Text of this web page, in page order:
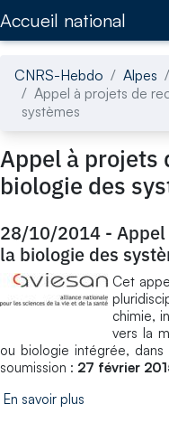
Accueil national
CNRS-Hebdo Alpes
Appel à projets de
systèmes
Appel à projets
biologie des
28/10/2014 -
la biologie des
Cet
chimie,
vers la
ou biologie intégrée,
soumission : 27 février
En savoir plus